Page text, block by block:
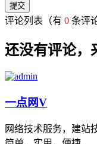
评论列表 （有 0 条评
还没有评论，
一点网V
网络技术服务，建站